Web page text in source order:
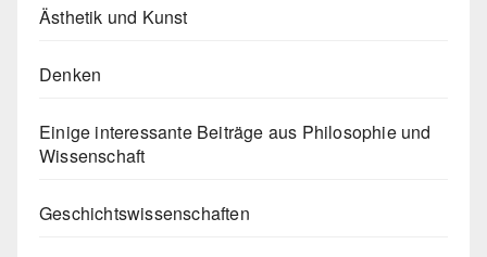
Ästhetik und Kunst
Denken
Einige interessante Beiträge aus Philosophie und
Wissenschaft
Geschichtswissenschaften